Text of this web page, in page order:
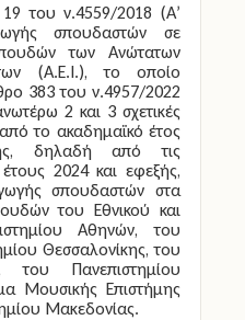
του ν.4559/2018 (Α’
σπουδαστών σε
των Ανώτατων
(Α.Ε.Ι.), το οποίο
383 του ν.4957/2022
2 και 3 σχετικές
το ακαδημαϊκό έτος
δηλαδή από τις
έτους 2024 και εφεξής,
σπουδαστών στα
του Εθνικού και
Αθηνών, του
Θεσσαλονίκης, του
του Πανεπιστημίου
Μουσικής Επιστήμης
Μακεδονίας.